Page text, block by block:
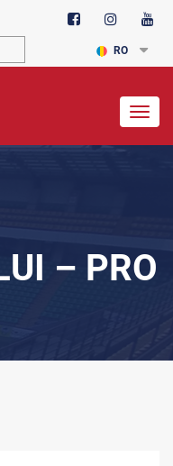
RO
– PRO